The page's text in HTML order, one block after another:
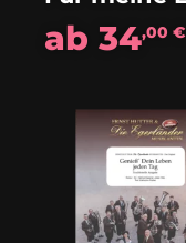
ab34,00€